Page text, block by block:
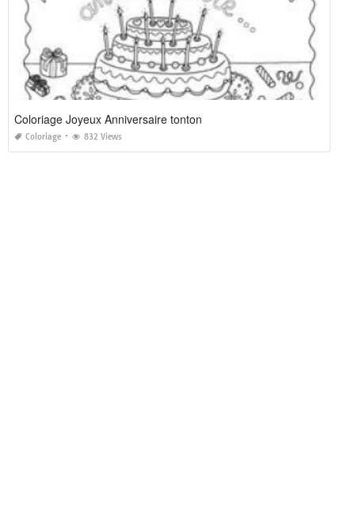
Coloriage Joyeux Anniversaire tonton
Coloriage 832 Views